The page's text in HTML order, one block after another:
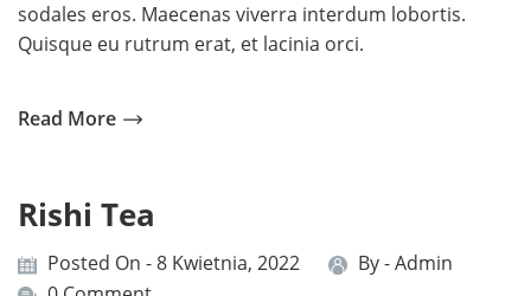
sodales eros. Maecenas viverra interdum lobortis.
Quisque eu rutrum erat, et lacinia orci.
Read More
Rishi Tea
Posted On - 8 Kwietnia, 2022 By -Admin